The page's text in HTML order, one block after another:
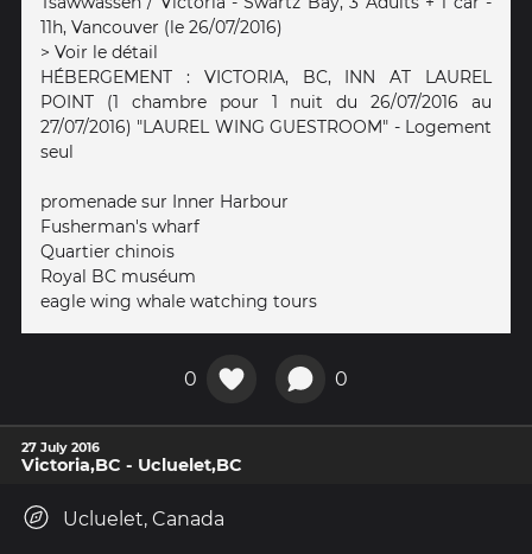
11h, Vancouver (le 26/07/2016)
> Voir le détail
HÉBERGEMENT : VICTORIA, BC, INN AT LAUREL
POINT (1 chambre pour 1 nuit du 26/07/2016 au
27/07/2016) "LAUREL WING GUESTROOM" - Logement
seul
promenade sur Inner Harbour
Fusherman's wharf
Quartier chinois
Royal BC muséum
eagle wing whale watching tours
0 0
27 July 2016
Victoria,BC - Ucluelet,BC
Ucluelet, Canada